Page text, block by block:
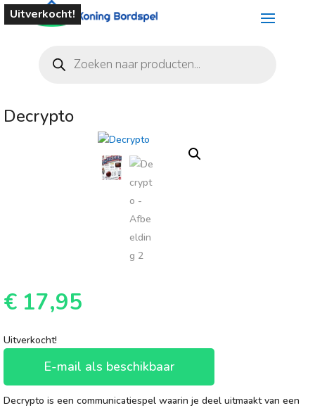
zoeken
Uitverkocht!
Decrypto
€ 17,95
Uitverkocht!
E-mail als beschikbaar
Decrypto is een communicatiespel waarin je deel uitmaakt van een